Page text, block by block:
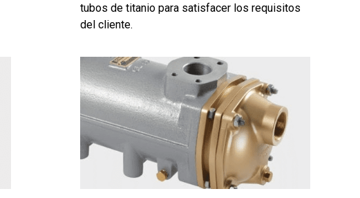
tubos de titanio para satisfacer los requisitos
del cliente.